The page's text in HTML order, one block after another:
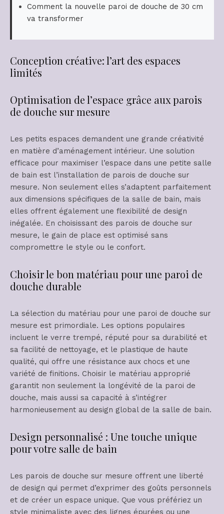
Comment la nouvelle paroi de douche de 30 cm
va transformer
Conception créative: l’art des espaces
limités
Optimisation de l’espace grâce aux parois
de douche sur mesure
Les petits espaces demandent une grande créativité
en matière d’aménagement intérieur. Une solution
efficace pour maximiser l’espace dans une petite salle
de bain est l’installation de parois de douche sur
mesure. Non seulement elles s’adaptent parfaitement
aux dimensions spécifiques de la salle de bain, mais
elles offrent également une flexibilité de design
inégalée. En choisissant des parois de douche sur
mesure, le gain de place est optimisé sans
compromettre le style ou le confort.
Choisir le bon matériau pour une paroi de
douche durable
La sélection du matériau pour une paroi de douche sur
mesure est primordiale. Les options populaires
incluent le verre trempé, réputé pour sa durabilité et
sa facilité de nettoyage, et le plastique de haute
qualité, qui offre une résistance aux chocs et une
variété de finitions. Choisir le matériau approprié
garantit non seulement la longévité de la paroi de
douche, mais aussi sa capacité à s’intégrer
harmonieusement au design global de la salle de bain.
Design personnalisé : Une touche unique
pour votre salle de bain
Les parois de douche sur mesure offrent une liberté
de design qui permet d’exprimer des goûts personnels
et de créer un espace unique. Que vous préfériez un
style minimaliste avec des lignes épurées ou une